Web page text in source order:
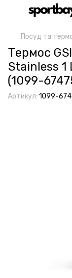
Посуд та
Термос
Stainless
(1099-
Артикул: 1099-